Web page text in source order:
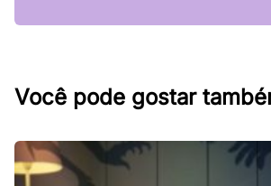
Você pode gostar